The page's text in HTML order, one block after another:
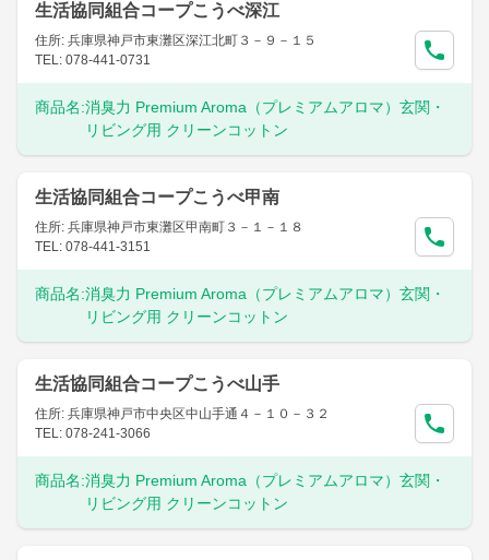
生活協同組合コープこうべ深江
住所: 兵庫県神戸市東灘区深江北町３－９－１５
TEL: 078-441-0731
商品名:消臭力 Premium Aroma（プレミアムアロマ）玄関・
リビング用 クリーンコットン
生活協同組合コープこうべ甲南
住所: 兵庫県神戸市東灘区甲南町３－１－１８
TEL: 078-441-3151
商品名:消臭力 Premium Aroma（プレミアムアロマ）玄関・
リビング用 クリーンコットン
生活協同組合コープこうべ山手
住所: 兵庫県神戸市中央区中山手通４－１０－３２
TEL: 078-241-3066
商品名:消臭力 Premium Aroma（プレミアムアロマ）玄関・
リビング用 クリーンコットン